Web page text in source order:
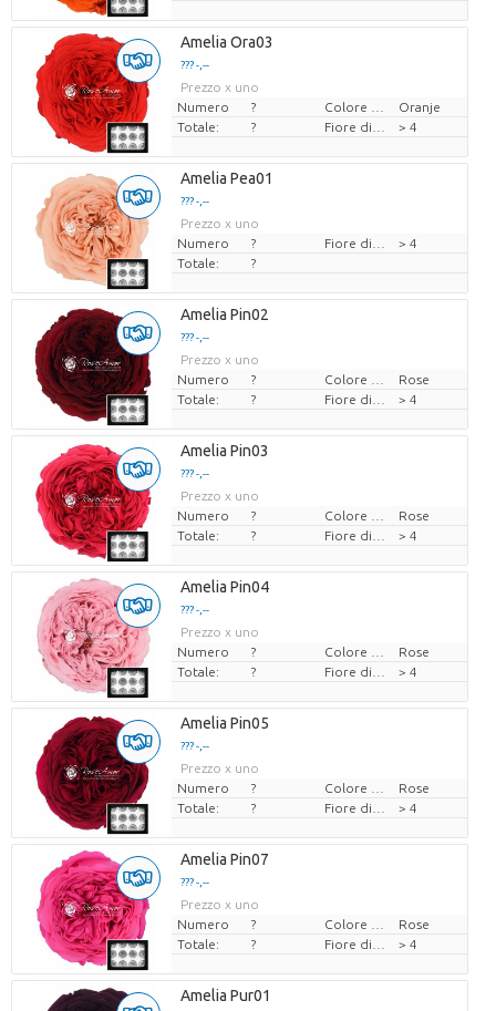
Amelia Ora03
??? -,--
Prezzo x uno
Numero
?
Oranje
Totale:
? > 4
Amelia Pea01
??? -,--
Prezzo x uno
Numero
?
> 4
Totale:
?
Amelia Pin02
??? -,--
Prezzo x uno
Numero
?
Rose
Totale:
? > 4
Amelia Pin03
??? -,--
Prezzo x uno
Numero
?
Rose
Totale:
? > 4
Amelia Pin04
??? -,--
Prezzo x uno
Numero
?
Rose
Totale:
? > 4
Amelia Pin05
??? -,--
Prezzo x uno
Numero
?
Rose
Totale:
? > 4
Amelia Pin07
??? -,--
Prezzo x uno
Numero
?
Rose
Totale:
? > 4
Amelia Pur01